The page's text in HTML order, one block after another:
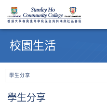
始
校園生活
學生分享
學生分享